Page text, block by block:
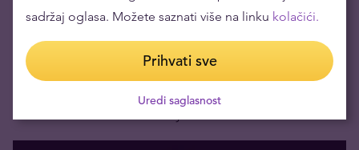
pri čistoći od 900) i 20 (5,8 grama čistog zlata)
francuskih franaka. Oni se proizvode do Prvog
svetskog rata.
sadržaj oglasa. Možete saznati više na linku kolačići.
Prihvati sve
Uredi saglasnost